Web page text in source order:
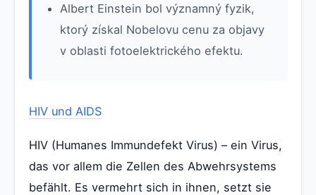
Albert Einstein bol významný fyzik,
ktorý získal Nobelovu cenu za objavy
v oblasti fotoelektrického efektu.
HIV und AIDS
HIV (Humanes Immundefekt Virus) – ein Virus,
das vor allem die Zellen des Abwehrsystems
befählt. Es vermehrt sich in ihnen, setzt sie